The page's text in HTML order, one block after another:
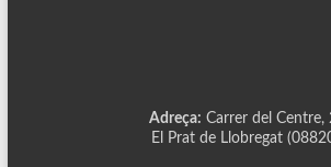
Adreça: Carrer del Centre,
El Prat de Llobregat